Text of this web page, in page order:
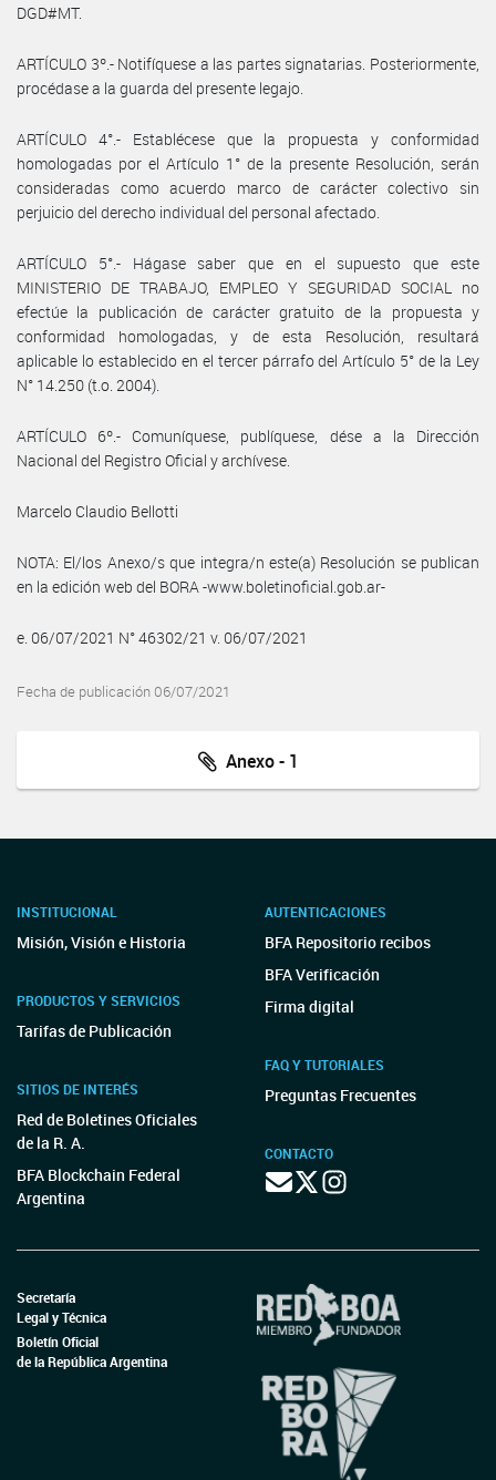
DGD#MT.
ARTÍCULO 3º.- Notifíquese a las partes signatarias. Posteriormente,
procédase a la guarda del presente legajo.
ARTÍCULO 4°.- Establécese que la propuesta y conformidad
homologadas por el Artículo 1° de la presente Resolución, serán
consideradas como acuerdo marco de carácter colectivo sin
perjuicio del derecho individual del personal afectado.
ARTÍCULO 5°.- Hágase saber que en el supuesto que este
MINISTERIO DE TRABAJO, EMPLEO Y SEGURIDAD SOCIAL no
efectúe la publicación de carácter gratuito de la propuesta y
conformidad homologadas, y de esta Resolución, resultará
aplicable lo establecido en el tercer párrafo del Artículo 5° de la Ley
N° 14.250 (t.o. 2004).
ARTÍCULO 6º.- Comuníquese, publíquese, dése a la Dirección
Nacional del Registro Oficial y archívese.
Marcelo Claudio Bellotti
NOTA: El/los Anexo/s que integra/n este(a) Resolución se publican
en la edición web del BORA -www.boletinoficial.gob.ar-
e. 06/07/2021 N° 46302/21 v. 06/07/2021
Fecha de publicación 06/07/2021
Anexo - 1
INSTITUCIONAL
Misión, Visión e Historia
PRODUCTOS Y SERVICIOS
Tarifas de Publicación
SITIOS DE INTERÉS
Red de Boletines Oficiales
de la R. A.
BFA Blockchain Federal
Argentina
AUTENTICACIONES
BFA Repositorio recibos
BFA Verificación
Firma digital
FAQ Y TUTORIALES
Preguntas Frecuentes
CONTACTO
Secretaría
Legal y Técnica
Boletín Oficial
de la República Argentina